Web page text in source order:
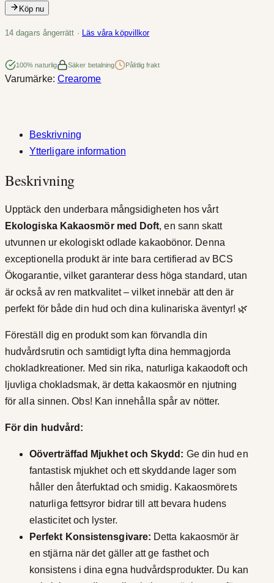
v
a
1
6
,
0
k
r
i
l
l
3
0
,
k
r
k
a
s
m
D
f
t
E
k
o
l
o
n
Köp nu
14 dagars ångerrätt · Läs våra köpvillkor
100% naturlig Säker betalning Pålitlig frakt
Varumärke: Crearome
Beskrivning
Ytterligare information
Beskrivning
Upptäck den underbara mångsidigheten hos vårt
Ekologiska Kakaosmör med Doft, en sann skatt
utvunnen ur ekologiskt odlade kakaobönor. Denna
exceptionella produkt är inte bara certifierad av BCS
Ökogarantie, vilket garanterar dess höga standard, utan
är också av ren matkvalitet – vilket innebär att den är
perfekt för både din hud och dina kulinariska äventyr! 🌿
Föreställ dig en produkt som kan förvandla din
hudvårdsrutin och samtidigt lyfta dina hemmagjorda
chokladkreationer. Med sin rika, naturliga kakaodoft och
ljuvliga chokladsmak, är detta kakaosmör en njutning
för alla sinnen. Obs! Kan innehålla spår av nötter.
För din hudvård:
Oöverträffad Mjukhet och Skydd: Ge din hud en
fantastisk mjukhet och ett skyddande lager som
håller den återfuktad och smidig. Kakaosmörets
naturliga fettsyror bidrar till att bevara hudens
elasticitet och lyster.
Perfekt Konsistensgivare: Detta kakaosmör är
en stjärna när det gäller att ge fasthet och
konsistens i dina egna hudvårdsprodukter. Du kan